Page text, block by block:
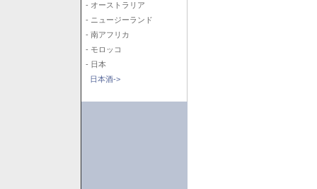
- オーストラリア
- ニュージーランド
- 南アフリカ
- モロッコ
- 日本
日本酒->